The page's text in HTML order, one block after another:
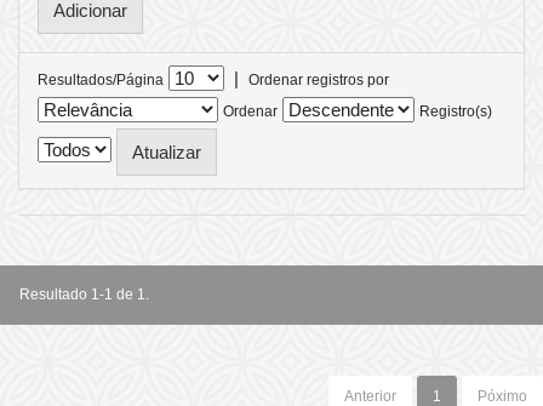
Resultados/Página |
Ordenar registros por
Ordenar
Registro(s)
Resultado 1-1 de 1.
Anterior 1 Póximo